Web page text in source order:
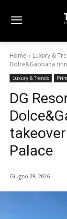
Home Luxury &
Dolce&Gabbana
Luxury & Trends
DG
Palace
Giugno 29, 2026